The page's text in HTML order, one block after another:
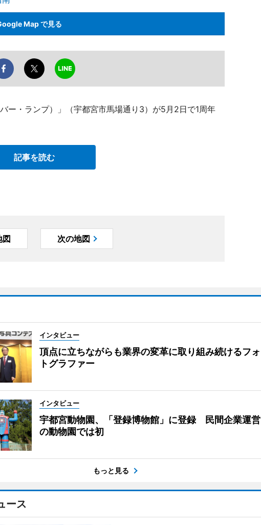
Map で見る
ー・ランプ）」（宇都宮市馬場通り3）が5月2日で1周年
記事を読む
図 次の地図
インタビュー
頂点に立ちながらも業界の変革に取り組み続けるフォ
トグラファー
インタビュー
宇都宮動物園、「登録博物館」に登録 民間企業運営
の動物園では初
もっと見る
ース